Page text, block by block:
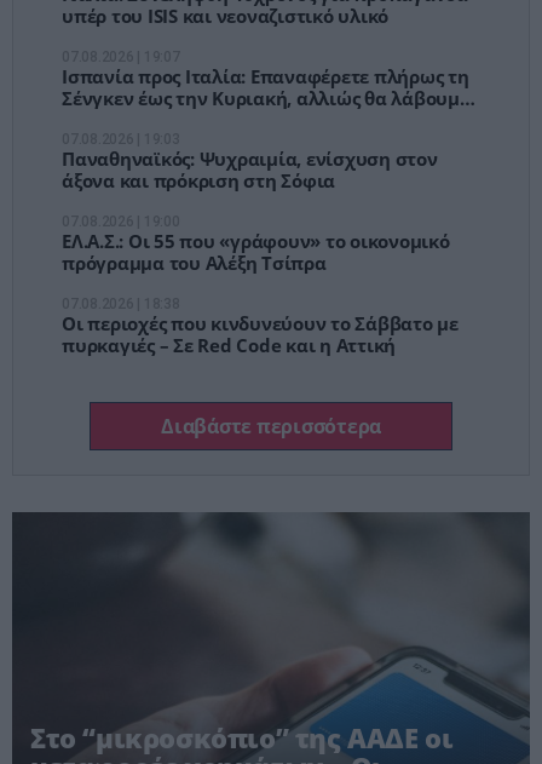
υπέρ του ISIS και νεοναζιστικό υλικό
Ισπανία προς Ιταλία: Επαναφέρετε πλήρως τη
Σένγκεν έως την Κυριακή, αλλιώς θα λάβουμε
Παναθηναϊκός: Ψυχραιμία, ενίσχυση στον
άξονα και πρόκριση στη Σόφια
ΕΛ.Α.Σ.: Οι 55 που «γράφουν» το οικονομικό
πρόγραμμα του Αλέξη Τσίπρα
Οι περιοχές που κινδυνεύουν το Σάββατο με
πυρκαγιές – Σε Red Code και η Αττική
Διαβάστε περισσότερα
Στο “μικροσκόπιο” της ΑΑΔΕ οι